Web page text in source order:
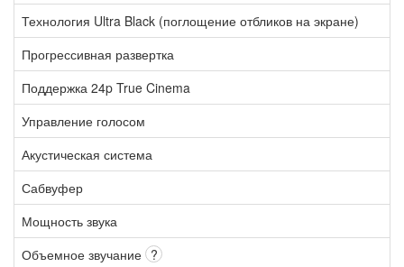
Технология Ultra Black (поглощение отбликов на экране)
Прогрессивная развертка
Поддержка 24p True Cinema
Управление голосом
Акустическая система
Сабвуфер
Мощность звука
Объемное звучание ?